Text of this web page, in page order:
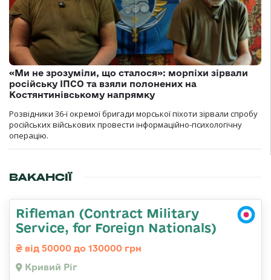
«Ми не зрозуміли, що сталося»: морпіхи зірвали
російську ІПСО та взяли полонених на
Костянтинівському напрямку
Розвідники 36-ї окремої бригади морської піхоти зірвали спробу
російських військових провести інформаційно-психологічну
операцію.
ВАКАНСІЇ
Rifleman (Contract Military
Service, for Foreign Nationals)
від 50000 до 130000 грн
Кривий Ріг